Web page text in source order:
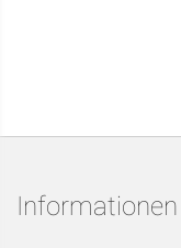
Informationen